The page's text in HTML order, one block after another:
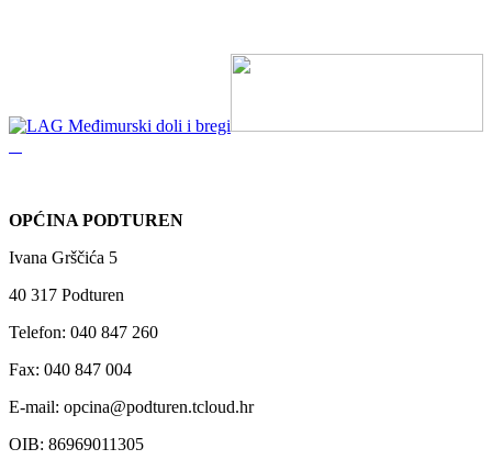
OPĆINA PODTUREN
Ivana Grščića 5
40 317 Podturen
Telefon: 040 847 260
Fax: 040 847 004
E-mail: opcina@podturen.tcloud.hr
OIB: 86969011305